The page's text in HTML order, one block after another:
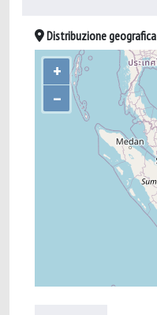
Distribuzione geografica
+
–